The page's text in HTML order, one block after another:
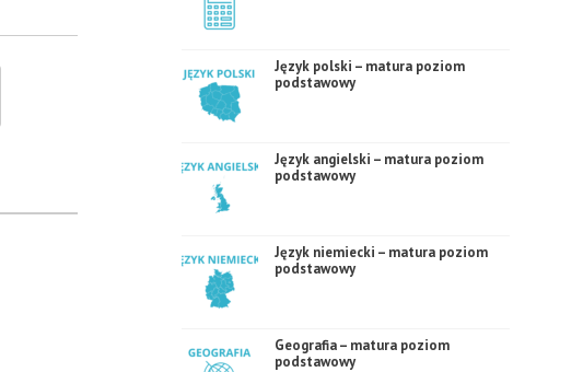
Język polski – matura poziom
podstawowy
Język angielski – matura poziom
podstawowy
Język niemiecki – matura poziom
podstawowy
Geografia – matura poziom
podstawowy